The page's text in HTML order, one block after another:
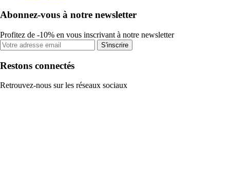
Abonnez-vous à notre newsletter
Profitez de -10% en vous inscrivant à notre newsletter
S'inscrire
Restons connectés
Retrouvez-nous sur les réseaux sociaux